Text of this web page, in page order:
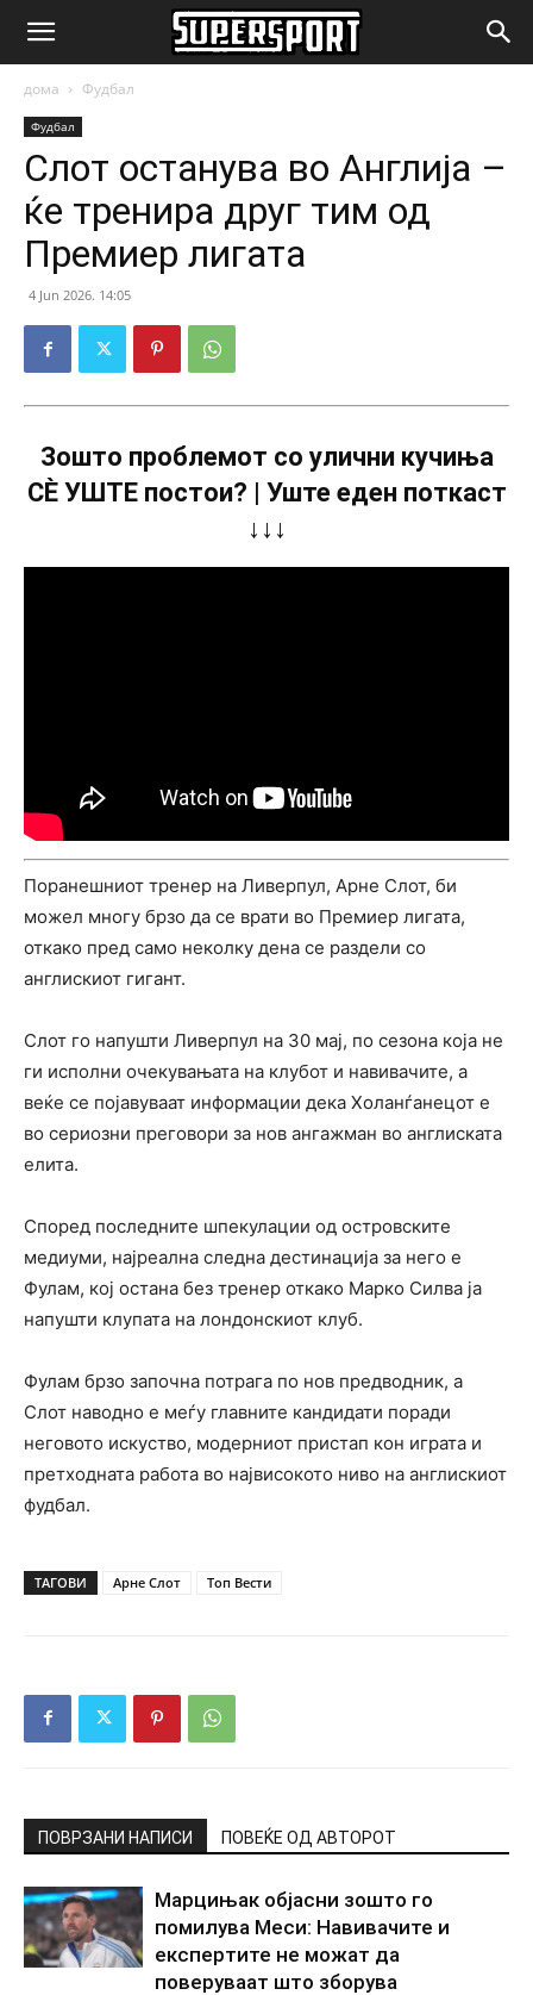
SuperSport.mk
дома Фудбал
Фудбал
Слот останува во Англија –
ќе тренира друг тим од
Премиер лигата
4 Jun 2026. 14:05
Зошто проблемот со улични кучиња
СÈ УШТЕ постои? | Уште еден поткаст
↓↓↓
Поранешниот тренер на Ливерпул, Арне Слот, би
можел многу брзо да се врати во Премиер лигата,
откако пред само неколку дена се раздели со
англискиот гигант.
Слот го напушти Ливерпул на 30 мај, по сезона која не
ги исполни очекувањата на клубот и навивачите, а
веќе се појавуваат информации дека Холанѓанецот е
во сериозни преговори за нов ангажман во англиската
елита.
Според последните шпекулации од островските
медиуми, најреална следна дестинација за него е
Фулам, кој остана без тренер откако Марко Силва ја
напушти клупата на лондонскиот клуб.
Фулам брзо започна потрага по нов предводник, а
Слот наводно е меѓу главните кандидати поради
неговото искуство, модерниот пристап кон играта и
претходната работа во највисокото ниво на англискиот
фудбал.
ТАГОВИ Арне Слот Топ Вести
ПОВРЗАНИ НАПИСИ ПОВЕЌЕ ОД АВТОРОТ
Марцињак објасни зошто го
помилува Меси: Навивачите и
експертите не можат да
поверуваат што зборува